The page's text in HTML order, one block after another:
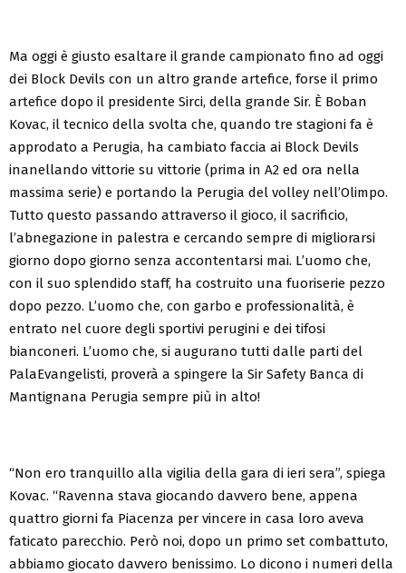
Ma oggi è giusto esaltare il grande campionato fino ad oggi
dei Block Devils con un altro grande artefice, forse il primo
artefice dopo il presidente Sirci, della grande Sir. È Boban
Kovac, il tecnico della svolta che, quando tre stagioni fa è
approdato a Perugia, ha cambiato faccia ai Block Devils
inanellando vittorie su vittorie (prima in A2 ed ora nella
massima serie) e portando la Perugia del volley nell’Olimpo.
Tutto questo passando attraverso il gioco, il sacrificio,
l’abnegazione in palestra e cercando sempre di migliorarsi
giorno dopo giorno senza accontentarsi mai. L’uomo che,
con il suo splendido staff, ha costruito una fuoriserie pezzo
dopo pezzo. L’uomo che, con garbo e professionalità, è
entrato nel cuore degli sportivi perugini e dei tifosi
bianconeri. L’uomo che, si augurano tutti dalle parti del
PalaEvangelisti, proverà a spingere la Sir Safety Banca di
Mantignana Perugia sempre più in alto!
“Non ero tranquillo alla vigilia della gara di ieri sera”, spiega
Kovac. “Ravenna stava giocando davvero bene, appena
quattro giorni fa Piacenza per vincere in casa loro aveva
faticato parecchio. Però noi, dopo un primo set combattuto,
abbiamo giocato davvero benissimo. Lo dicono i numeri della